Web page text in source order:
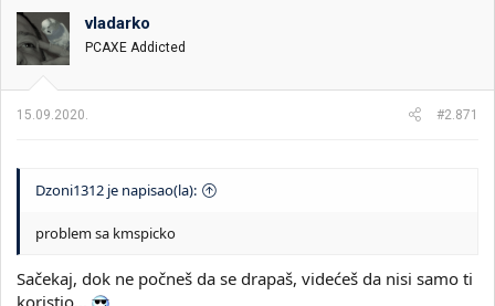
vladarko
PCAXE Addicted
15.09.2020. #2.871
Dzoni1312 je napisao(la):
problem sa kmspicko
Sačekaj, dok ne počneš da se drapaš, videćeš da nisi samo ti